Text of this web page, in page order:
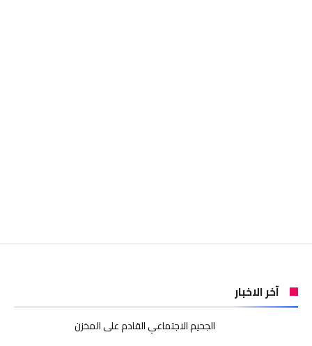
آخر الاخبار
الجحيم الاجتماعي القادم على المخزن